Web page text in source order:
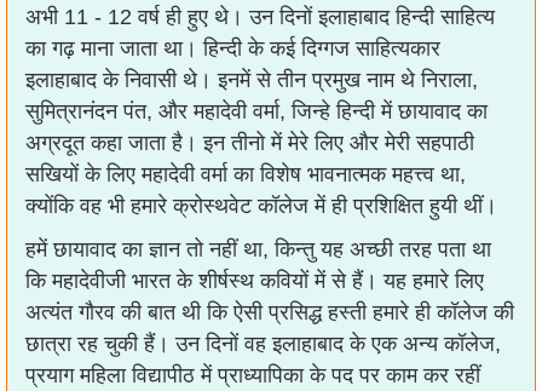
अभी 11 - 12 वर्ष ही हुए थे। उन दिनों इलाहाबाद हिन्दी साहित्य
का गढ़ माना जाता था। हिन्दी के कई दिग्गज साहित्यकार
इलाहाबाद के निवासी थे। इनमें से तीन प्रमुख नाम थे निराला,
सुमित्रानंदन पंत, और महादेवी वर्मा, जिन्हे हिन्दी में छायावाद का
अग्रदूत कहा जाता है। इन तीनो में मेरे लिए और मेरी सहपाठी
सखियों के लिए महादेवी वर्मा का विशेष भावनात्मक महत्त्व था,
क्योंकि वह भी हमारे क्रोस्थवेट कॉलेज में ही प्रशिक्षित हुयी थीं।
हमें छायावाद का ज्ञान तो नहीं था, किन्तु यह अच्छी तरह पता था
कि महादेवीजी भारत के शीर्षस्थ कवियों में से हैं। यह हमारे लिए
अत्यंत गौरव की बात थी कि ऐसी प्रसिद्ध हस्ती हमारे ही कॉलेज की
छात्रा रह चुकी हैं। उन दिनों वह इलाहाबाद के एक अन्य कॉलेज,
प्रयाग महिला विद्यापीठ में प्राध्यापिका के पद पर काम कर रहीं